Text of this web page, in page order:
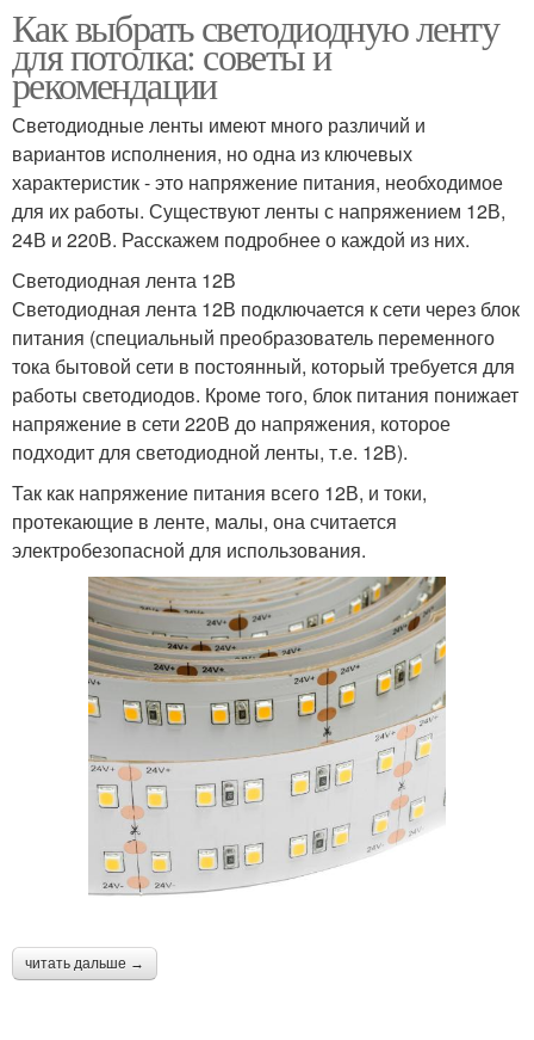
Как выбрать светодиодную ленту
для потолка: советы и
рекомендации
Светодиодные ленты имеют много различий и
вариантов исполнения, но одна из ключевых
характеристик - это напряжение питания, необходимое
для их работы. Существуют ленты с напряжением 12В,
24В и 220В. Расскажем подробнее о каждой из них.
Светодиодная лента 12В
Светодиодная лента 12В подключается к сети через блок
питания (специальный преобразователь переменного
тока бытовой сети в постоянный, который требуется для
работы светодиодов. Кроме того, блок питания понижает
напряжение в сети 220В до напряжения, которое
подходит для светодиодной ленты, т.е. 12В).
Так как напряжение питания всего 12В, и токи,
протекающие в ленте, малы, она считается
электробезопасной для использования.
читать дальше →